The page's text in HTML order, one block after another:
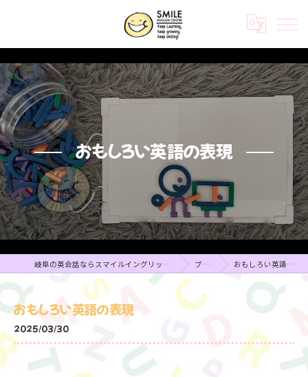
おもしろい英語の表現
岐阜の英会話ならスマイルイングリッシュセンター ブログ おもしろい英語の表現
おもしろい英語の表現
2025/03/30